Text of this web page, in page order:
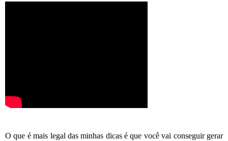
O que é mais legal das minhas dicas é que você vai conseguir gerar